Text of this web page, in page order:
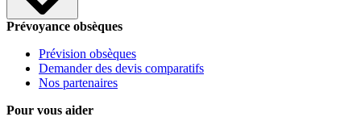
Prévoyance obsèques
Prévision obsèques
Demander des devis comparatifs
Nos partenaires
Pour vous aider